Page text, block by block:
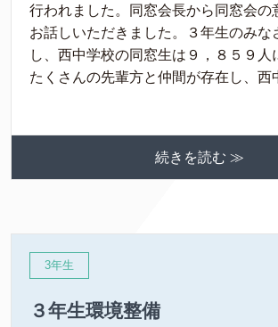
行われました。同窓会長から同窓会の
お話しいただきました。３年生のみな
し、西中学校の同窓生は９，８５９人
たくさんの先輩方と仲間が存在し、
続きを読む ≫
3年生
３年生環境整備